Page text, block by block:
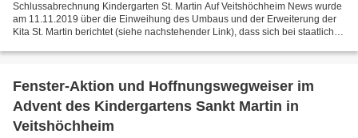
Schlussabrechnung Kindergarten St. Martin Auf Veitshöchheim News wurde
am 11.11.2019 über die Einweihung des Umbaus und der Erweiterung der
Kita St. Martin berichtet (siehe nachstehender Link), dass sich bei staatlichen
Fenster-Aktion und Hoffnungswegweiser im
Advent des Kindergartens Sankt Martin in
Veitshöchheim